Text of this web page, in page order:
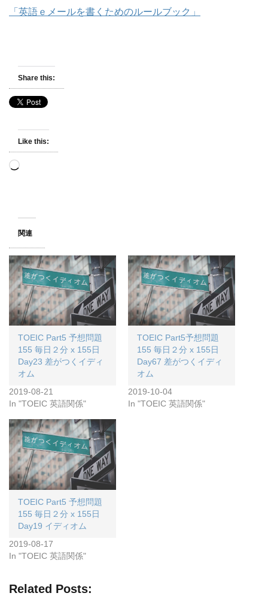
「英語ｅメールを書くためのルールブック」
Share this:
Like this:
Loading…
関連
TOEIC Part5 予想問題
155 毎日２分 x 155日
Day23 差がつくイディ
オム
2019-08-21
In "TOEIC 英語関係"
TOEIC Part5予想問題
155 毎日２分 x 155日
Day67 差がつくイディ
オム
2019-10-04
In "TOEIC 英語関係"
TOEIC Part5 予想問題
155 毎日２分 x 155日
Day19 イディオム
2019-08-17
In "TOEIC 英語関係"
Related Posts: